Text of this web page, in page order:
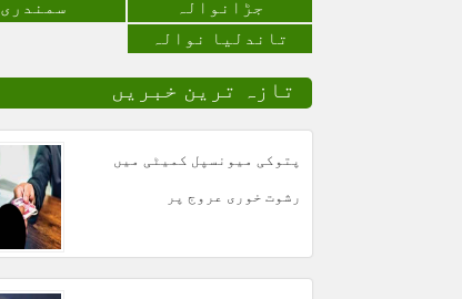
جڑانوالہ
سمندری
تاندلیا نوالہ
تازہ ترین خبریں
پتوکی میونسپل کمیٹی میں
رشوت خوری عروج پر